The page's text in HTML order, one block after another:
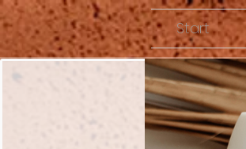
Start